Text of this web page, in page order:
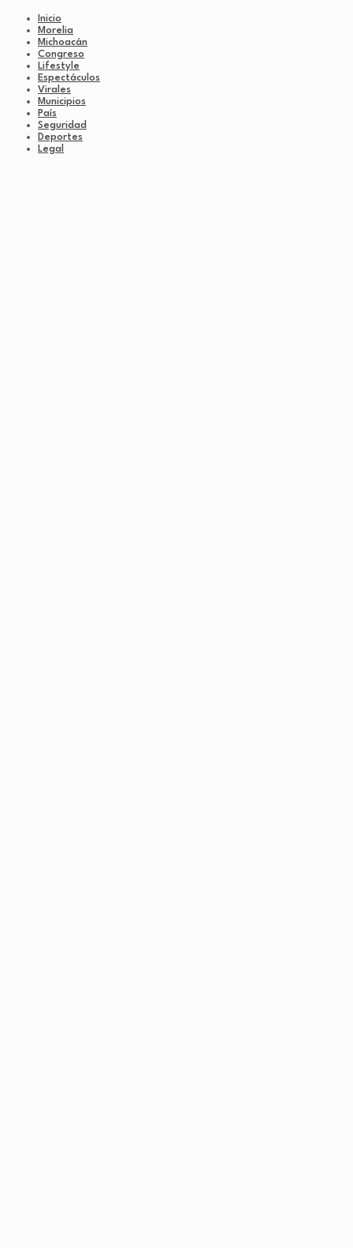
Inicio
Morelia
Michoacán
Congreso
Lifestyle
Espectáculos
Virales
Municipios
País
Seguridad
Deportes
Legal